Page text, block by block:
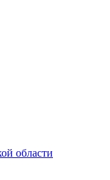
области